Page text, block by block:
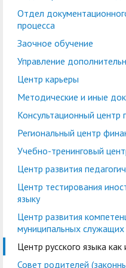
Управление по
правовой и кадровой
работе
Планово-финансовое
управление
Координационный
центр
Противодействие
коррупции
Центр цифрового
развития
Отдел практической
подготовки студентов
Заочное обучение
Центр карьеры
Консультационный
центр поддержки
студентов
Учебно-тренинговый
Центр
добровольчества
«Абилимпикс»
Ассоциация
выпускников
кадров
Научные мероприятия в
ГАГУ
Национальный проект
«Наука и
университеты»
Военно-
клуб "БАРС"
Отдел
процесса
Заочное обучение
Управление
Центр карьеры
Методические и иные
Консультационный
Региональный центр
Учебно-тренинговый
Центр развития
Центр тестирования
языку
Центр развития
муниципальных служащих
Центр русского языка как
Совет родителей